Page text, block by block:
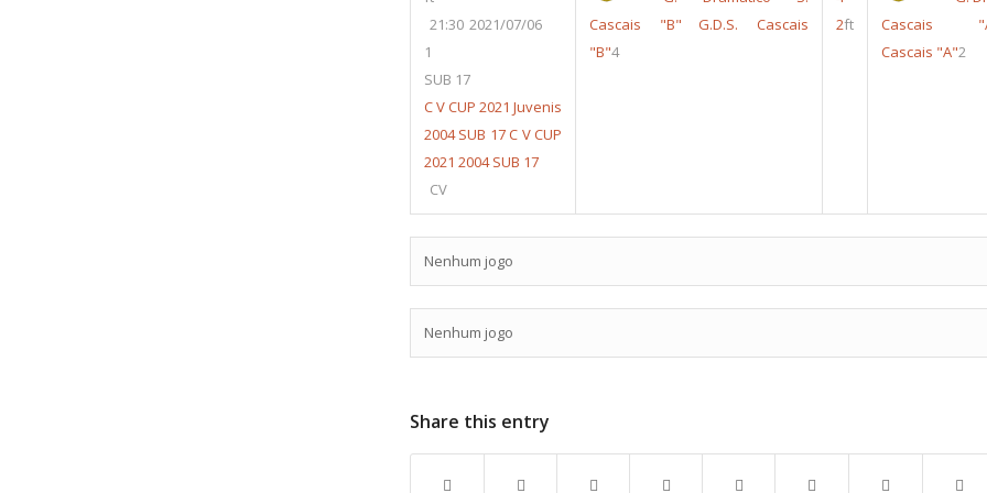
2021/07/06
21:30
1
SUB 17
C V CUP 2021 Juvenis
2004 SUB 17C V CUP
2021 2004 SUB 17
CV
Cascais "B"
G.D.S. Cascais
"B"4
2ft
Cascais
Cascais "A"2
Nenhum jogo
Nenhum jogo
Share this entry